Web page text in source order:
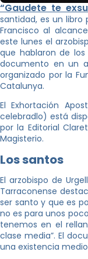
“Gaudete te
santidad, es un libro
Francisco al
este lunes el
que hablaron de
documento en un
organizado por la
Catalunya.
El Exhortación
celebradlo) está
por la Editorial
Magisterio.
Los santos
El arzobispo de
Tarraconense
ser santo y que es
no es para unos
tenemos en el
clase media”. El
una existencia